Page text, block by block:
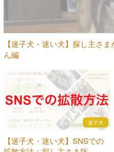
【迷子犬・迷い犬】探し主さ
ん編
迷子犬
【迷子犬・迷い犬】SNSでの